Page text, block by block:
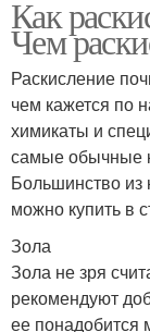
Как
Чем
Раскисление
чем кажется по
химикаты и
самые обычные
Большинство из
можно купить в
Зола
Зола не зря
рекомендуют
ее понадобится